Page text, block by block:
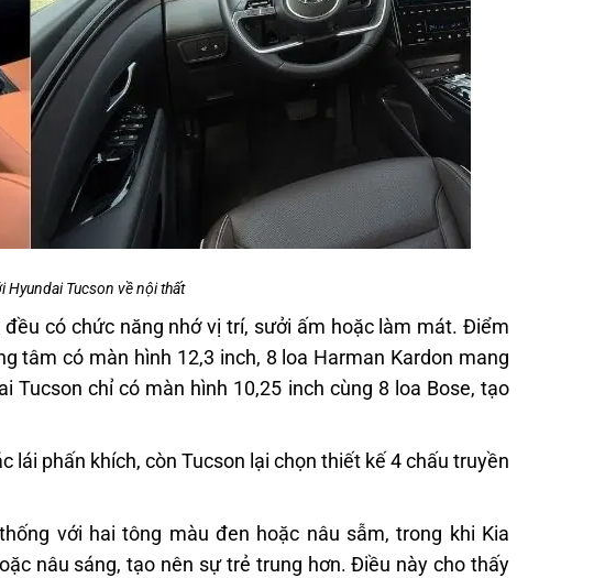
Hyundai Tucson về nội thất
có chức năng nhớ vị trí, sưởi ấm hoặc làm mát. Điểm
tâm có màn hình 12,3 inch, 8 loa Harman Kardon mang
Tucson chỉ có màn hình 10,25 inch cùng 8 loa Bose, tạo
lái phấn khích, còn Tucson lại chọn thiết kế 4 chấu truyền
với hai tông màu đen hoặc nâu sẫm, trong khi Kia
nâu sáng, tạo nên sự trẻ trung hơn. Điều này cho thấy